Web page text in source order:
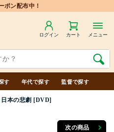
ポン配布中！
ログイン カート メニュー
す 年代で探す 監督で探す
日本の悲劇 [DVD]
次の商品